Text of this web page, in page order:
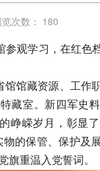
次数： 180
观学习，在红色
馆藏资源、工作
藏室。新四军史
峥嵘岁月，彰显
的保管、保护及
旗重温入党誓词。